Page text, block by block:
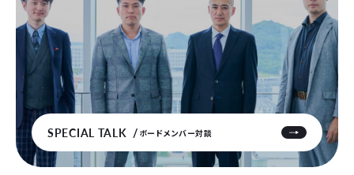
SPECIAL TALK ボードメンバー対談